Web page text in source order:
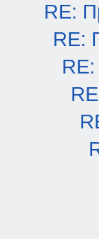
RE:
RE: